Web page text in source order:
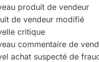
produit de vendeur
de vendeur modifié
critique
commentaire de
achat suspecté de